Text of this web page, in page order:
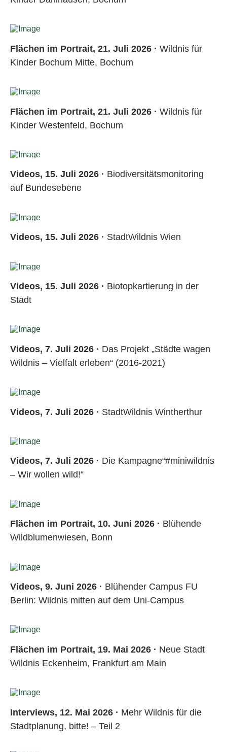
Flächen im Portrait, 21. Juli 2026 · Wildnis für
Kinder Bochum Mitte, Bochum
Flächen im Portrait, 21. Juli 2026 · Wildnis für
Kinder Westenfeld, Bochum
Videos, 15. Juli 2026 · Biodiversitätsmonitoring
auf Bundesebene
Videos, 15. Juli 2026 · StadtWildnis Wien
Videos, 15. Juli 2026 · Biotopkartierung in der
Stadt
Videos, 7. Juli 2026 · Das Projekt „Städte wagen
Wildnis – Vielfalt erleben“ (2016-2021)
Videos, 7. Juli 2026 · StadtWildnis Wintherthur
Videos, 7. Juli 2026 · Die Kampagne“#miniwildnis
– Wir wollen wild!“
Flächen im Portrait, 10. Juni 2026 · Blühende
Wildblumenwiesen, Bonn
Videos, 9. Juni 2026 · Blühender Campus FU
Berlin: Wildnis mitten auf dem Uni-Campus
Flächen im Portrait, 19. Mai 2026 · Neue Stadt
Wildnis Eckenheim, Frankfurt am Main
Interviews, 12. Mai 2026 · Mehr Wildnis für die
Stadtplanung, bitte! – Teil 2